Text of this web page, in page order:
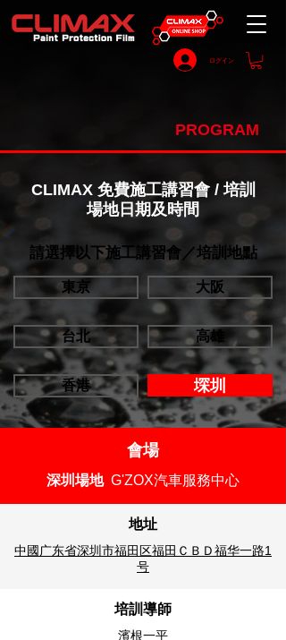
ログイン
PROGRAM
CLIMAX 免費施工講習會 / 培訓
場地日期及時間
​請選擇以下施工講習會／培訓地點
東京 大阪
台北 高雄
香港 堔圳
會場
深圳場地 G'ZOX汽車服務中心
地址
中國广东省深圳市福田区福田ＣＢＤ福华一路1
号
培訓導師
濱根一平